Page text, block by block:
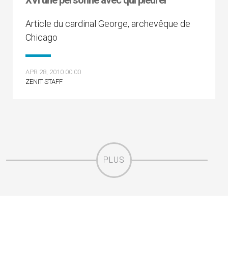
Article du cardinal George, archevêque de
Chicago
APR 28, 2010 00:00
ZENIT STAFF
PLUS